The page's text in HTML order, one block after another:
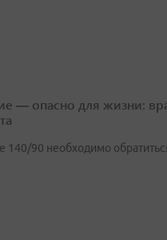
— опасно для жизни:
90 необходимо